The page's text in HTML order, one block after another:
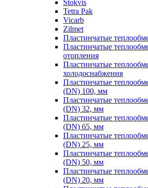
Stokvis
Tetra Pak
Vicarb
Zilmet
Пластинчатые
Пластинчатые
отопления
Пластинчатые
холодоснабжения
Пластинчатые
(DN) 100, мм
Пластинчатые
(DN) 32, мм
Пластинчатые
(DN) 65, мм
Пластинчатые
(DN) 25, мм
Пластинчатые
(DN) 50, мм
Пластинчатые
(DN) 20, мм